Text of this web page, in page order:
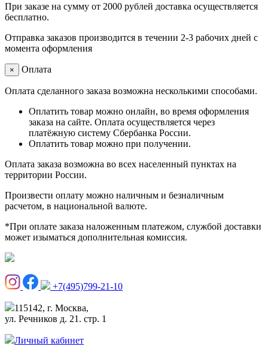
При заказе на сумму от 2000 рублей доставка осуществляется
бесплатно.
Отправка заказов производится в течении 2-3 рабочих дней с
момента оформления
× Оплата
Оплата сделанного заказа возможна несколькими способами.
Оплатить товар можно онлайн, во время оформления
заказа на сайте. Оплата осуществляется через
платёжную систему Сбербанка России.
Оплатить товар можно при получении.
Оплата заказа возможна во всех населенный пунктах на
территории России.
Произвести оплату можно наличным и безналичным
расчетом, в национальной валюте.
*При оплате заказа наложенным платежом, службой доставки
может изыматься дополнительная комиссия.
+7(495)799-21-10
115142, г. Москва,
ул. Речников д. 21. стр. 1
Личный кабинет